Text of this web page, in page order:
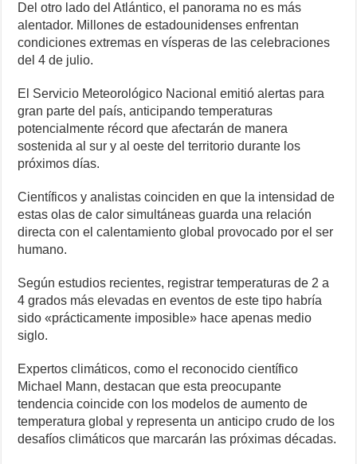
Del otro lado del Atlántico, el panorama no es más
alentador. Millones de estadounidenses enfrentan
condiciones extremas en vísperas de las celebraciones
del 4 de julio.
El Servicio Meteorológico Nacional emitió alertas para
gran parte del país, anticipando temperaturas
potencialmente récord que afectarán de manera
sostenida al sur y al oeste del territorio durante los
próximos días.
Científicos y analistas coinciden en que la intensidad de
estas olas de calor simultáneas guarda una relación
directa con el calentamiento global provocado por el ser
humano.
Según estudios recientes, registrar temperaturas de 2 a
4 grados más elevadas en eventos de este tipo habría
sido «prácticamente imposible» hace apenas medio
siglo.
Expertos climáticos, como el reconocido científico
Michael Mann, destacan que esta preocupante
tendencia coincide con los modelos de aumento de
temperatura global y representa un anticipo crudo de los
desafíos climáticos que marcarán las próximas décadas.